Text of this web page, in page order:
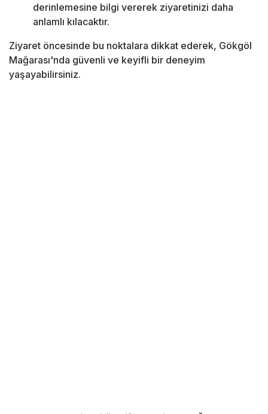
derinlemesine bilgi vererek ziyaretinizi daha
anlamlı kılacaktır.
Ziyaret öncesinde bu noktalara dikkat ederek, Gökgöl
Mağarası'nda güvenli ve keyifli bir deneyim
yaşayabilirsiniz.